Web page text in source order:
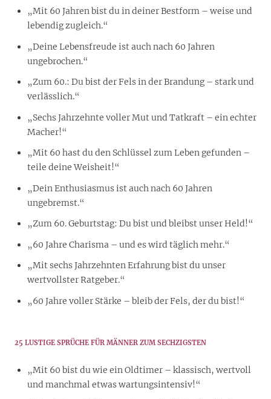
„Mit 60 Jahren bist du in deiner Bestform – weise und
lebendig zugleich.“
„Deine Lebensfreude ist auch nach 60 Jahren
ungebrochen.“
„Zum 60.: Du bist der Fels in der Brandung – stark und
verlässlich.“
„Sechs Jahrzehnte voller Mut und Tatkraft – ein echter
Macher!“
„Mit 60 hast du den Schlüssel zum Leben gefunden –
teile deine Weisheit!“
„Dein Enthusiasmus ist auch nach 60 Jahren
ungebremst.“
„Zum 60. Geburtstag: Du bist und bleibst unser Held!“
„60 Jahre Charisma – und es wird täglich mehr.“
„Mit sechs Jahrzehnten Erfahrung bist du unser
wertvollster Ratgeber.“
„60 Jahre voller Stärke – bleib der Fels, der du bist!“
25 LUSTIGE SPRÜCHE FÜR MÄNNER ZUM SECHZIGSTEN
„Mit 60 bist du wie ein Oldtimer – klassisch, wertvoll
und manchmal etwas wartungsintensiv!“